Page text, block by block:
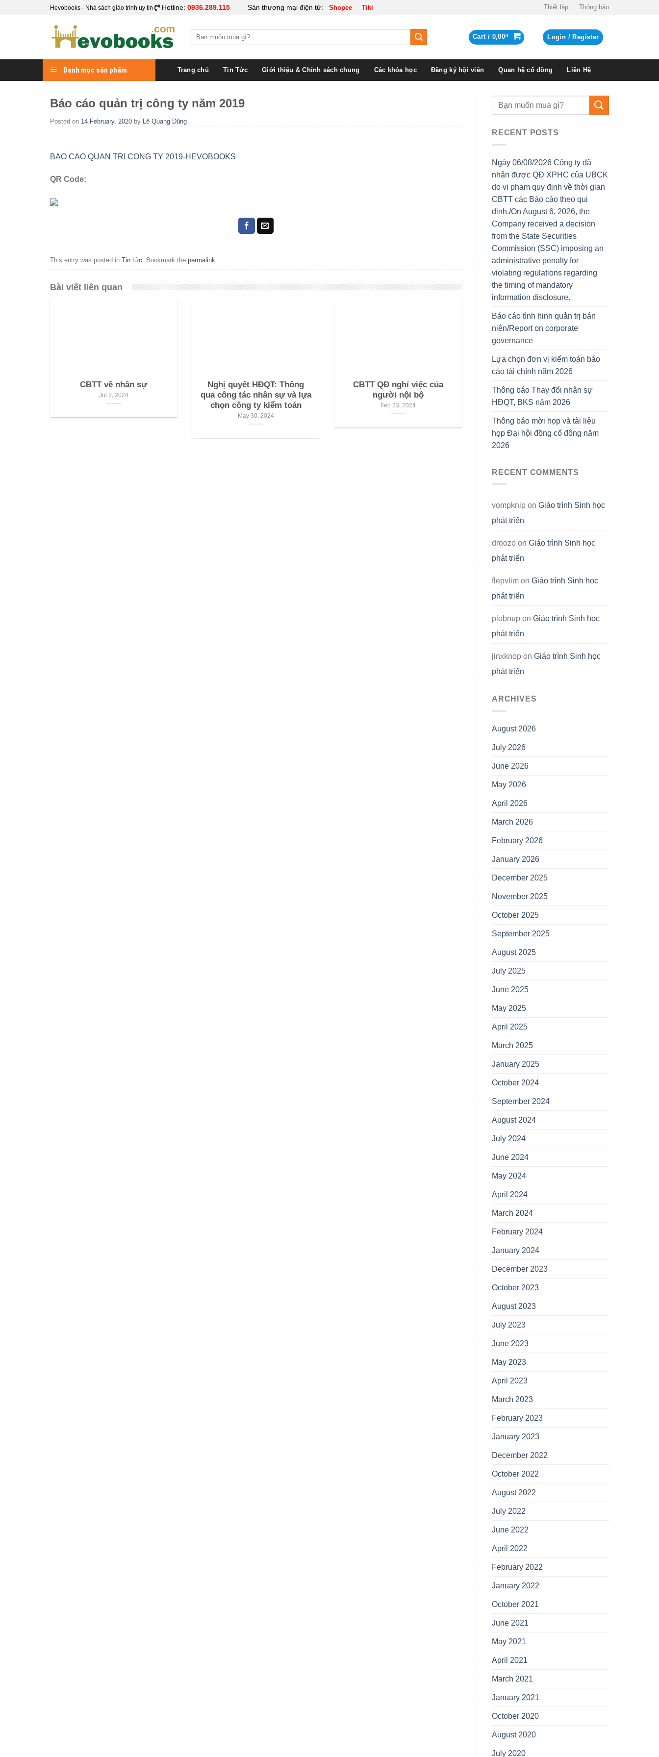
Hevobooks - Nhà sách giáo trình uy tín Hotline: 0936.289.115 Sàn thương mại điện tử: Shopee Tiki Thiết lập Thông báo
Search
Cart / 0,00₫ Login / Register
Danh mục sản phẩm Trang chủ Tin Tức Giới thiệu & Chính sách chung Các khóa học Đăng ký hội viên Quan hệ cổ đông Liên Hệ
Báo cáo quản trị công ty năm 2019
Posted on 14 February, 2020 by Lê Quang Dũng
BAO CAO QUAN TRI CONG TY 2019-HEVOBOOKS
QR Code:
This entry was posted in Tin tức . Bookmark the permalink
Bài viết liên quan
CBTT về nhân sự
Jul 2, 2024
Nghị quyết HĐQT: Thông
qua công tác nhân sự và lựa
chọn công ty kiểm toán
May 30, 2024
CBTT QĐ nghỉ việc của
người nội bộ
Feb 23, 2024
RECENT POSTS
Ngày 06/08/2026 Công ty đã
nhận được QĐ XPHC của UBCK
do vi pham quy định về thời gian
CBTT các Báo cáo theo qui
định./On August 6, 2026, the
Company received a decision
from the State Securities
Commission (SSC) imposing an
administrative penalty for
violating regulations regarding
the timing of mandatory
information disclosure.
Báo cáo tình hinh quản trị bán
niên/Report on corporate
governance
Lựa chọn đơn vị kiểm toán báo
cáo tài chính năm 2026
Thông báo Thay đổi nhân sự
HĐQT, BKS năm 2026
Thông báo mời họp và tài liệu
họp Đại hội đồng cổ đông năm
2026
RECENT COMMENTS
vompknip on Giáo trình Sinh học
phát triển
droozo on Giáo trình Sinh học
phát triển
flepvlim on Giáo trình Sinh học
phát triển
plobnup on Giáo trình Sinh học
phát triển
jinxknop on Giáo trình Sinh học
phát triển
ARCHIVES
August 2026
July 2026
June 2026
May 2026
April 2026
March 2026
February 2026
January 2026
December 2025
November 2025
October 2025
September 2025
August 2025
July 2025
June 2025
May 2025
April 2025
March 2025
January 2025
October 2024
September 2024
August 2024
July 2024
June 2024
May 2024
April 2024
March 2024
February 2024
January 2024
December 2023
October 2023
August 2023
July 2023
June 2023
May 2023
April 2023
March 2023
February 2023
January 2023
December 2022
October 2022
August 2022
July 2022
June 2022
April 2022
February 2022
January 2022
October 2021
June 2021
May 2021
April 2021
March 2021
January 2021
October 2020
August 2020
July 2020